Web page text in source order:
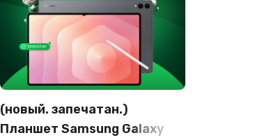
(новый. запечатан.)
Планшет Samsung Galaxy